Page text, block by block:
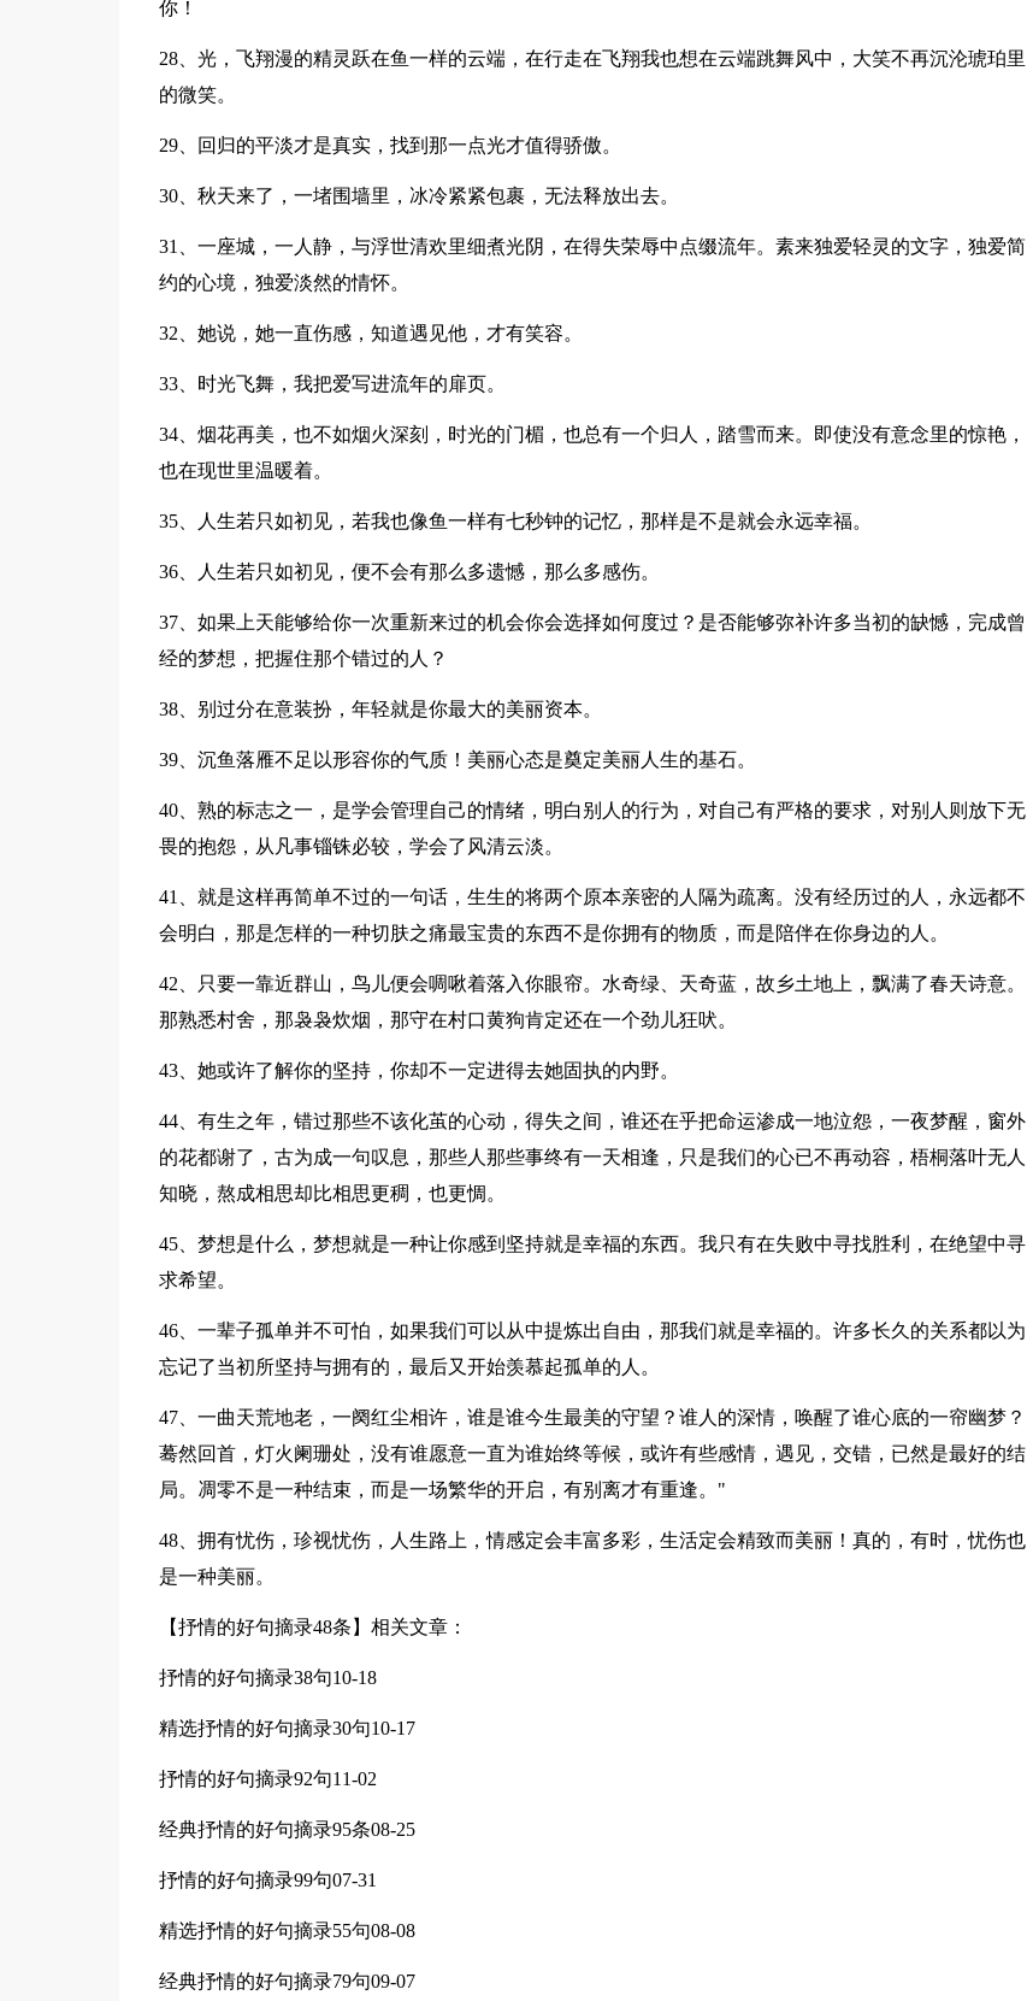
你！
28、光，飞翔漫的精灵跃在鱼一样的云端，在行走在飞翔我也想在云端跳舞风中，大笑不再沉沦琥珀里
的微笑。
29、回归的平淡才是真实，找到那一点光才值得骄傲。
30、秋天来了，一堵围墙里，冰冷紧紧包裹，无法释放出去。
31、一座城，一人静，与浮世清欢里细煮光阴，在得失荣辱中点缀流年。素来独爱轻灵的文字，独爱简
约的心境，独爱淡然的情怀。
32、她说，她一直伤感，知道遇见他，才有笑容。
33、时光飞舞，我把爱写进流年的扉页。
34、烟花再美，也不如烟火深刻，时光的门楣，也总有一个归人，踏雪而来。即使没有意念里的惊艳，
也在现世里温暖着。
35、人生若只如初见，若我也像鱼一样有七秒钟的记忆，那样是不是就会永远幸福。
36、人生若只如初见，便不会有那么多遗憾，那么多感伤。
37、如果上天能够给你一次重新来过的机会你会选择如何度过？是否能够弥补许多当初的缺憾，完成曾
经的梦想，把握住那个错过的人？
38、别过分在意装扮，年轻就是你最大的美丽资本。
39、沉鱼落雁不足以形容你的气质！美丽心态是奠定美丽人生的基石。
40、熟的标志之一，是学会管理自己的情绪，明白别人的行为，对自己有严格的要求，对别人则放下无
畏的抱怨，从凡事锱铢必较，学会了风清云淡。
41、就是这样再简单不过的一句话，生生的将两个原本亲密的人隔为疏离。没有经历过的人，永远都不
会明白，那是怎样的一种切肤之痛最宝贵的东西不是你拥有的物质，而是陪伴在你身边的人。
42、只要一靠近群山，鸟儿便会啁啾着落入你眼帘。水奇绿、天奇蓝，故乡土地上，飘满了春天诗意。
那熟悉村舍，那袅袅炊烟，那守在村口黄狗肯定还在一个劲儿狂吠。
43、她或许了解你的坚持，你却不一定进得去她固执的内野。
44、有生之年，错过那些不该化茧的心动，得失之间，谁还在乎把命运渗成一地泣怨，一夜梦醒，窗外
的花都谢了，古为成一句叹息，那些人那些事终有一天相逢，只是我们的心已不再动容，梧桐落叶无人
知晓，熬成相思却比相思更稠，也更惆。
45、梦想是什么，梦想就是一种让你感到坚持就是幸福的东西。我只有在失败中寻找胜利，在绝望中寻
求希望。
46、一辈子孤单并不可怕，如果我们可以从中提炼出自由，那我们就是幸福的。许多长久的关系都以为
忘记了当初所坚持与拥有的，最后又开始羡慕起孤单的人。
47、一曲天荒地老，一阕红尘相许，谁是谁今生最美的守望？谁人的深情，唤醒了谁心底的一帘幽梦？
蓦然回首，灯火阑珊处，没有谁愿意一直为谁始终等候，或许有些感情，遇见，交错，已然是最好的结
局。凋零不是一种结束，而是一场繁华的开启，有别离才有重逢。"
48、拥有忧伤，珍视忧伤，人生路上，情感定会丰富多彩，生活定会精致而美丽！真的，有时，忧伤也
是一种美丽。
【抒情的好句摘录48条】相关文章：
抒情的好句摘录38句10-18
精选抒情的好句摘录30句10-17
抒情的好句摘录92句11-02
经典抒情的好句摘录95条08-25
抒情的好句摘录99句07-31
精选抒情的好句摘录55句08-08
经典抒情的好句摘录79句09-07